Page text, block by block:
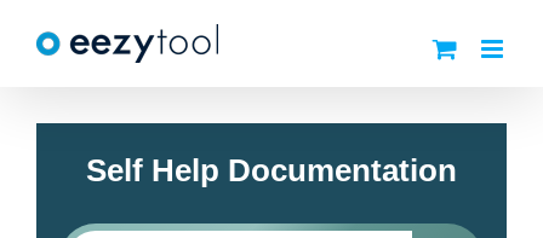
Inhalt
Self Help Documentation